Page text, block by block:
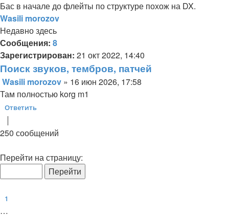
Антон
Сообщение
Бас в начале до флейты по структуре похож на DX.
Wasili morozov
Недавно здесь
Сообщения: 8
Зарегистрирован: 21 окт 2022, 14:40
Поиск звуков, тембров, патчей
Сообщение
Wasili morozov » 16 июн 2026, 17:58
Там полностью korg m1
Ответить
Ответить
250 сообщений
Перейти на страницу:
1
…